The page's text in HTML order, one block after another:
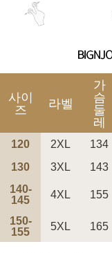
사이
즈
라벨
가
슴
둘
레
120 2XL 134
130
3XL 143
140-
145
4XL 155
150-
155
5XL 165